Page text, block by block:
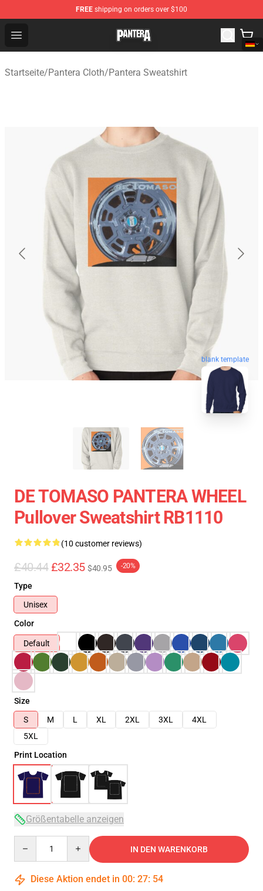
FREE shipping on orders over $100
Open menu
Pantera Store - Official Pantera Merchandise Shop
Startseite/Pantera Cloth/Pantera Sweatshirt
blank template
DE TOMASO PANTERA WHEEL
Pullover Sweatshirt RB1110
(10 customer reviews)
£40.44 £32.35 $40.95 -20%
Type
Unisex
Color
Default
Size
S
M L XL 2XL 3XL
4XL
5XL
Print Location
Größentabelle anzeigen
IN DEN WARENKORB
Diese Aktion endet in 00: 27: 53